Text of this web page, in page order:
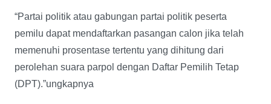
“Partai politik atau gabungan partai politik peserta
pemilu dapat mendaftarkan pasangan calon jika telah
memenuhi prosentase tertentu yang dihitung dari
perolehan suara parpol dengan Daftar Pemilih Tetap
(DPT).”ungkapnya